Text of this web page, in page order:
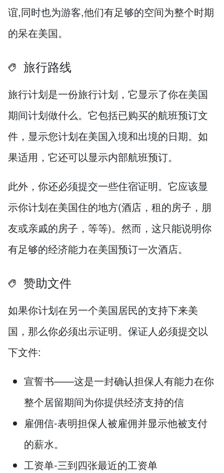
谊,同时也为游客,他们有足够的空间为整个时期
的呆在美国。
旅行路线
旅行计划是一份旅行计划，它显示了你在美国
期间计划做什么。它包括已购买的航班预订文
件，显示您计划在美国入境和出境的日期。如
果适用，它还可以显示内部航班预订。
此外，你还必须提交一些住宿证明。它应该显
示你计划在美国住的地方(酒店，租的房子，朋
友或亲戚的房子，等等)。然而，这只能说明你
有足够的经济能力在美国预订一次酒店。
赞助文件
如果你计划在另一个美国居民的支持下来美
国，那么你必须出示证明。保证人必须提交以
下文件:
宣誓书——这是一封确认担保人有能力在你
整个居留期间为你提供经济支持的信
雇佣信-表明担保人被雇佣并显示他被支付
的薪水。
工资单-三到四张最近的工资单